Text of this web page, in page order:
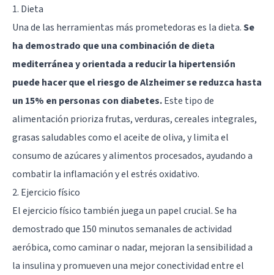
1. Dieta
Una de las herramientas más prometedoras es la dieta.Se
ha demostrado que una combinación de dieta
mediterránea y orientada a reducir la hipertensión
puede hacer que el riesgo de Alzheimer se reduzca hasta
un 15% en personas con diabetes.Este tipo de
alimentación prioriza frutas, verduras, cereales integrales,
grasas saludables como el aceite de oliva, y limita el
consumo de azúcares y alimentos procesados, ayudando a
combatir la inflamación y el estrés oxidativo.
2. Ejercicio físico
El ejercicio físico también juega un papel crucial. Se ha
demostrado que 150 minutos semanales de actividad
aeróbica, como caminar o nadar, mejoran la sensibilidad a
la insulina y promueven una mejor conectividad entre el